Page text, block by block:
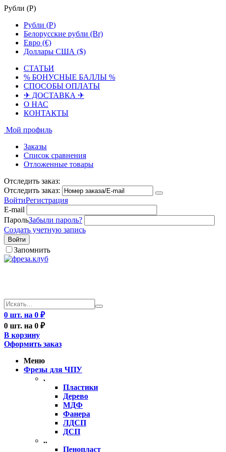
Рубли (Р)
Рубли (Р)
Белорусские рубли (Br)
Евро (€)
Доллары США ($)
СТАТЬИ
% БОНУСНЫЕ БАЛЛЫ %
СПОСОБЫ ОПЛАТЫ
✈ ДОСТАВКА ✈
О НАС
КОНТАКТЫ
Мой профиль
Заказы
Список сравнения
Отложенные товары
Отследить заказ:
Отследить заказ:
ВойтиРегистрация
E-mail
ПарольЗабыли пароль?
Создать учетную запись
Войти
Запомнить
0 шт. на 0 ₽
0 шт. на 0 ₽
В корзину
Оформить заказ
Меню
Фрезы для ЧПУ
.
Пластики
Дерево
МДФ
Фанера
ЛДСП
ДСП
..
Пенопласт